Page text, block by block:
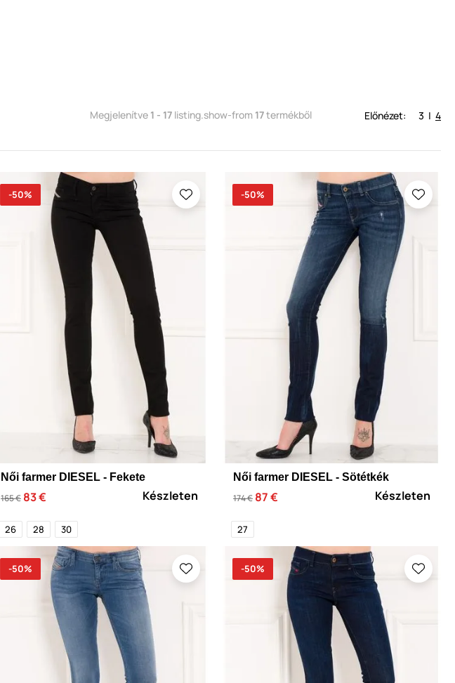
Megjelenítve 1 - 17 listing.show-from 17termékből Előnézet: 3 | 4
-50%
Női farmer DIESEL - Fekete
165 € 83 € Készleten
26 28 30
-50%
Női farmer DIESEL - Sötétkék
174 € 87 € Készleten
27
-50% -50%